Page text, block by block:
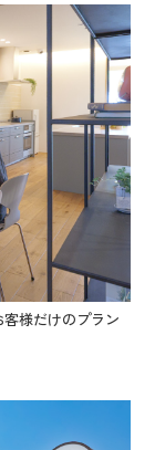
様だけのプラン